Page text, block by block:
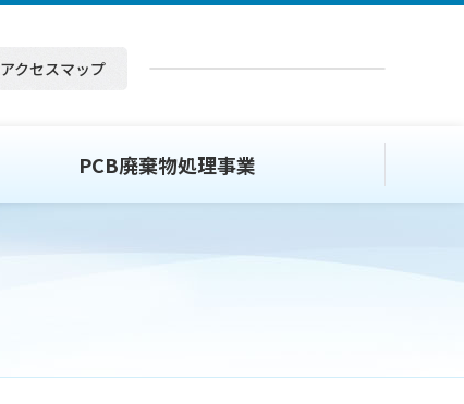
アクセスマップ
PCB廃棄物処理事業